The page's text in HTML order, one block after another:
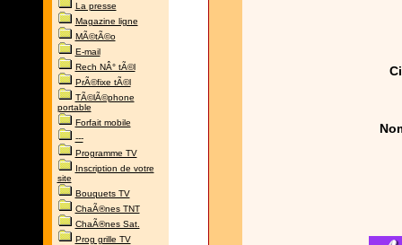
La presse
Magazine ligne
MÃ©tÃ©o
E-mail
Rech NÂ° tÃ©l
PrÃ©fixe tÃ©l
TÃ©lÃ©phone
portable
Forfait mobile
---
Programme TV
Inscription de votre
site
Bouquets TV
ChaÃ®nes TNT
ChaÃ®nes Sat.
Prog grille TV